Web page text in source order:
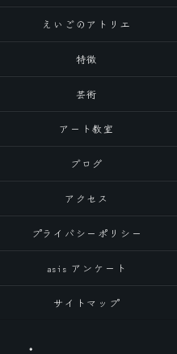
えいごのアトリエ
特徴
芸術
アート教室
ブログ
アクセス
プライバシーポリシー
asis アンケート
サイトマップ